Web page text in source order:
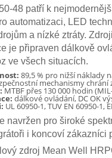
48 patří k
automatizaci, LED
a nízké ztráty.
je připraven dálkově
ve všech situacích.
89,5 % pro nižší náklady
mechanismy chrání
MTBF přes 130 000 hodin
dálkové ovládání, DC OK
UL 60950-1, TUV EN 60950-1,
navržen pro široké
i koncoví
zdroj Mean Well